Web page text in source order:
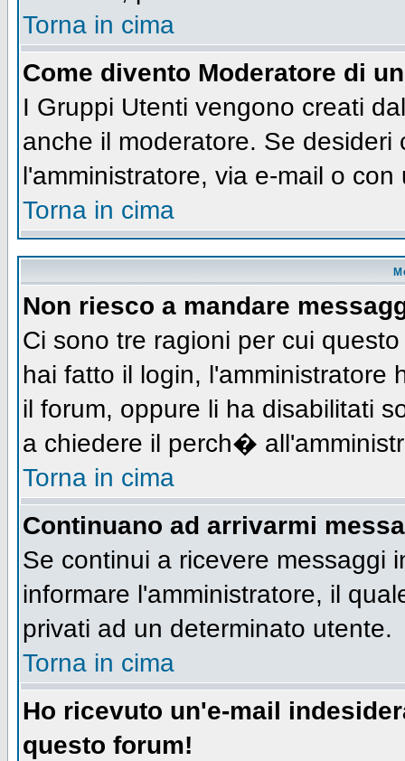
Torna in cima
Come divento Moderatore di
I Gruppi Utenti vengono creati
anche il moderatore. Se
l'amministratore, via e-mail o
Torna in cima
Non riesco a mandare
Ci sono tre ragioni per cui
hai fatto il login, l'amministratore
il forum, oppure li ha disabilitati
a chiedere il perch�
Torna in cima
Continuano ad arrivarmi
Se continui a ricevere messaggi
informare l'amministratore, il
privati ad un determinato utente.
Torna in cima
Ho ricevuto un'e-mail
questo forum!